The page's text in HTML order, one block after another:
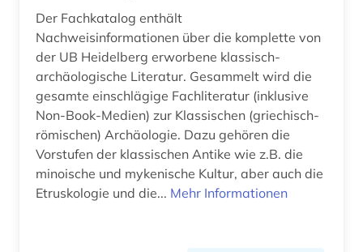
mittelmeerraum (1)
museum (1)
musikhandschrift (1)
naher osten (2)
nationalsozialismus (1)
okkupation (1)
Der Fachkatalog enthält
Nachweisinformationen über die komplette von
der UB Heidelberg erworbene klassisch-
archäologische Literatur. Gesammelt wird die
gesamte einschlägige Fachliteratur (inklusive
Non-Book-Medien) zur Klassischen (griechisch-
römischen) Archäologie. Dazu gehören die
Vorstufen der klassischen Antike wie z.B. die
minoische und mykenische Kultur, aber auch die
Etruskologie und die... Mehr Informationen